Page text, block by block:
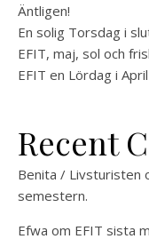
Äntligen!
En solig Torsdag i
EFIT, maj, sol och
EFIT en Lördag i April
Recent
Benita / Livsturisten
semestern.
Efwa om EFIT sista